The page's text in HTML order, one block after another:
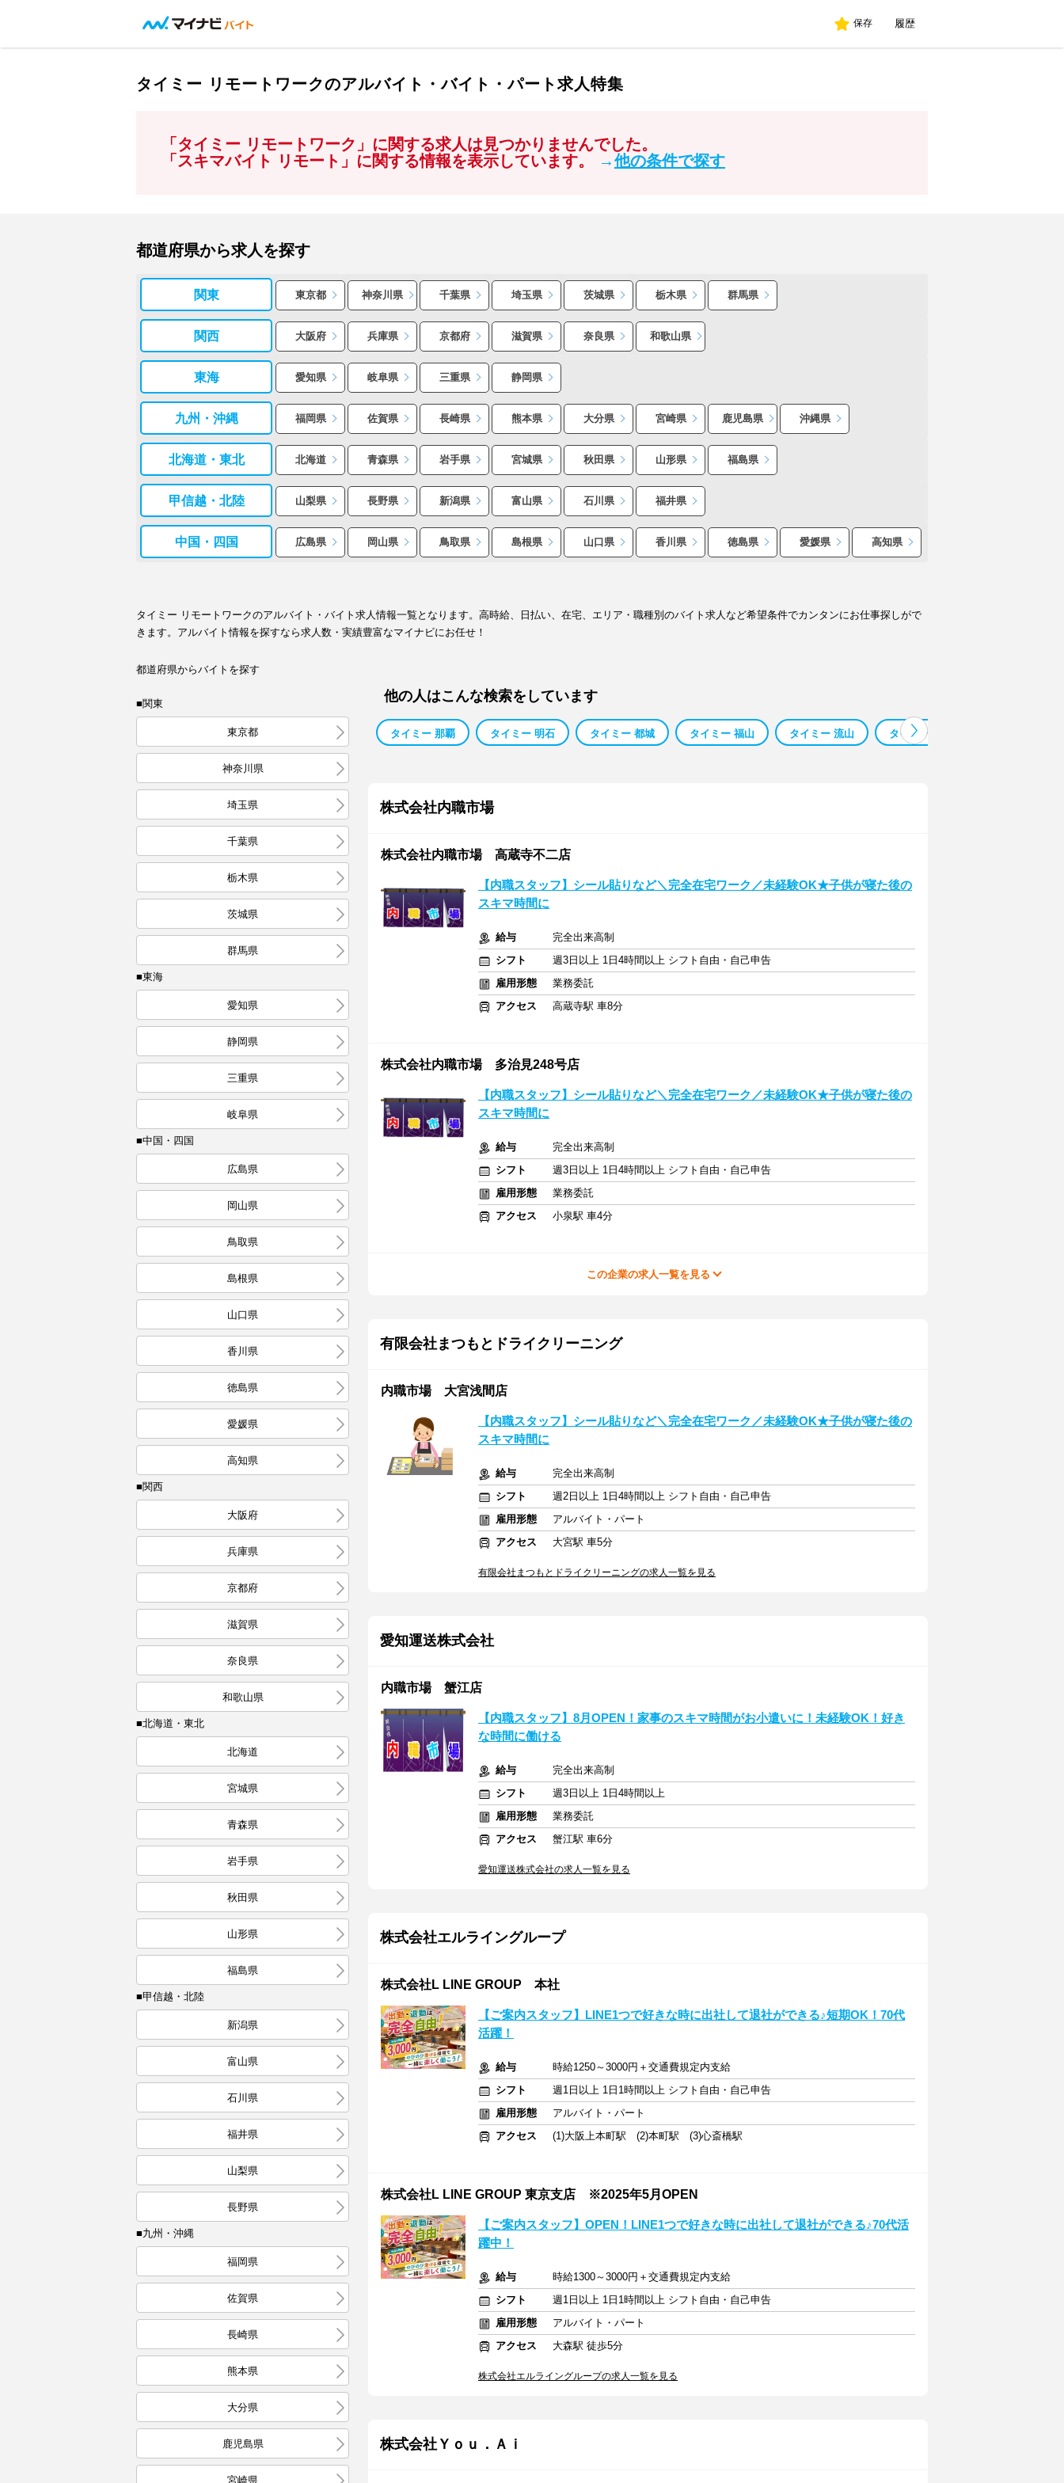
保存 履歴
タイミー リモートワークのアルバイト・バイト・パート求人特集
「タイミー リモートワーク」に関する求人は見つかりませんでした。
「スキマバイト リモート」に関する情報を表示しています。
→他の条件で探す
都道府県から求人を探す
関東 東京都 神奈川県 千葉県 埼玉県 茨城県 栃木県 群馬県
関西 大阪府 兵庫県 京都府 滋賀県 奈良県 和歌山県
東海 愛知県 岐阜県 三重県 静岡県
九州・沖縄 福岡県 佐賀県 長崎県 熊本県 大分県 宮崎県 鹿児島県 沖縄県
北海道・東北 北海道 青森県 岩手県 宮城県 秋田県 山形県 福島県
甲信越・北陸 山梨県 長野県 新潟県 富山県 石川県 福井県
中国・四国 広島県 岡山県 鳥取県 島根県 山口県 香川県 徳島県 愛媛県 高知県
タイミー リモートワークのアルバイト・バイト求人情報一覧となります。高時給、日払い、在宅、エリア・職種別のバイト求人など希望条件でカンタンにお仕事探しがで
きます。アルバイト情報を探すなら求人数・実績豊富なマイナビにお任せ！
都道府県からバイトを探す
■関東
東京都
神奈川県
埼玉県
千葉県
栃木県
茨城県
群馬県
■東海
愛知県
静岡県
三重県
岐阜県
■中国・四国
広島県
岡山県
鳥取県
島根県
山口県
香川県
徳島県
愛媛県
高知県
■関西
大阪府
兵庫県
京都府
滋賀県
奈良県
和歌山県
■北海道・東北
北海道
宮城県
青森県
岩手県
秋田県
山形県
福島県
■甲信越・北陸
新潟県
富山県
石川県
福井県
山梨県
長野県
■九州・沖縄
福岡県
佐賀県
長崎県
熊本県
大分県
鹿児島県
宮崎県
他の人はこんな検索をしています
タイミー 那覇 タイミー 明石 タイミー 都城 タイミー 福山 タイミー 流山 タイミー 前橋
株式会社内職市場
株式会社内職市場 高蔵寺不二店
【内職スタッフ】シール貼りなど＼完全在宅ワーク／未経験OK★子供が寝た後の
スキマ時間に
給与
完全出来高制
シフト
週3日以上 1日4時間以上 シフト自由・自己申告
雇用形態
業務委託
アクセス
高蔵寺駅 車8分
株式会社内職市場 多治見248号店
【内職スタッフ】シール貼りなど＼完全在宅ワーク／未経験OK★子供が寝た後の
スキマ時間に
給与
完全出来高制
シフト
週3日以上 1日4時間以上 シフト自由・自己申告
雇用形態
業務委託
アクセス
小泉駅 車4分
この企業の求人一覧を見る
有限会社まつもとドライクリーニング
内職市場 大宮浅間店
【内職スタッフ】シール貼りなど＼完全在宅ワーク／未経験OK★子供が寝た後の
スキマ時間に
給与
完全出来高制
シフト
週2日以上 1日4時間以上 シフト自由・自己申告
雇用形態
アルバイト・パート
アクセス
大宮駅 車5分
有限会社まつもとドライクリーニングの求人一覧を見る
愛知運送株式会社
内職市場 蟹江店
【内職スタッフ】8月OPEN！家事のスキマ時間がお小遣いに！未経験OK！好き
な時間に働ける
給与
完全出来高制
シフト
週3日以上 1日4時間以上
雇用形態
業務委託
アクセス
蟹江駅 車6分
愛知運送株式会社の求人一覧を見る
株式会社エルライングループ
株式会社L LINE GROUP 本社
【ご案内スタッフ】LINE1つで好きな時に出社して退社ができる♪短期OK！70代
活躍！
給与
時給1250～3000円＋交通費規定内支給
シフト
週1日以上 1日1時間以上 シフト自由・自己申告
雇用形態
アルバイト・パート
アクセス
(1)大阪上本町駅 (2)本町駅 (3)心斎橋駅
株式会社L LINE GROUP 東京支店 ※2025年5月OPEN
【ご案内スタッフ】OPEN！LINE1つで好きな時に出社して退社ができる♪70代活
躍中！
給与
時給1300～3000円＋交通費規定内支給
シフト
週1日以上 1日1時間以上 シフト自由・自己申告
雇用形態
アルバイト・パート
アクセス
大森駅 徒歩5分
株式会社エルライングループの求人一覧を見る
株式会社Ｙｏｕ．Ａｉ